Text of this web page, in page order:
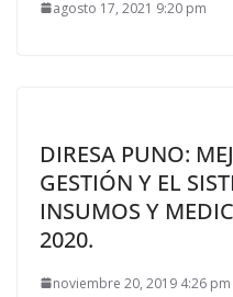
agosto 17, 2021 9:20 pm
DIRESA PUNO:
GESTIÓN Y EL
INSUMOS Y
2020.
noviembre 20, 2019 4:26 pm